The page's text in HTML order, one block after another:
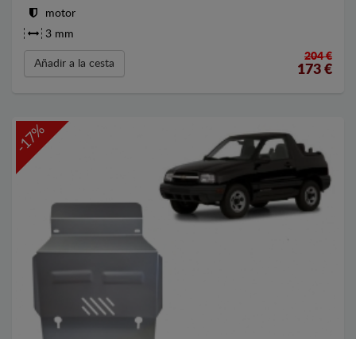
motor
3 mm
Añadir a la cesta
204 €
173 €
-17%